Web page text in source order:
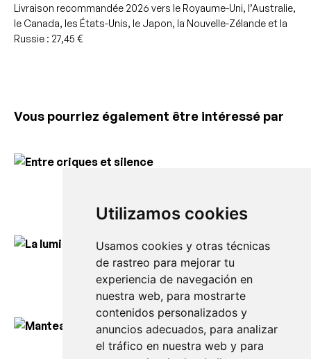
Utilizamos cookies
Usamos cookies y otras técnicas
de rastreo para mejorar tu
experiencia de navegación en
nuestra web, para mostrarte
contenidos personalizados y
anuncios adecuados, para analizar
el tráfico en nuestra web y para
Livraison recommandée 2026 vers le Royaume-Uni, l’Australie,
le Canada, les États-Unis, le Japon, la Nouvelle-Zélande et la
Russie : 27,45 €
Vous pourriez également être intéressé par
150,00 €
La lumière d’Artrutx
150,00